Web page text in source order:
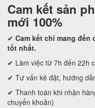
Cam kết sản
mới 100%
✔ Cam kết chỉ mang đến
tốt nhất.
✔ Làm việc từ 7h đến 22h
✔ Tư vấn kê đặt, hướng
✔ Thanh toán khi nhận
chuyển khoản)